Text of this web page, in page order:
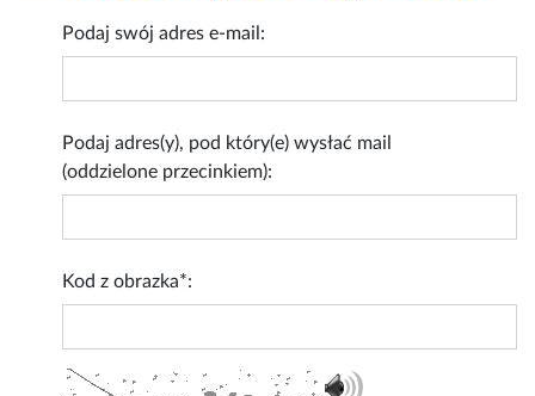
Podaj swój adres e-mail:
Podaj adres(y), pod który(e) wysłać mail
(oddzielone przecinkiem):
Kod z obrazka*: